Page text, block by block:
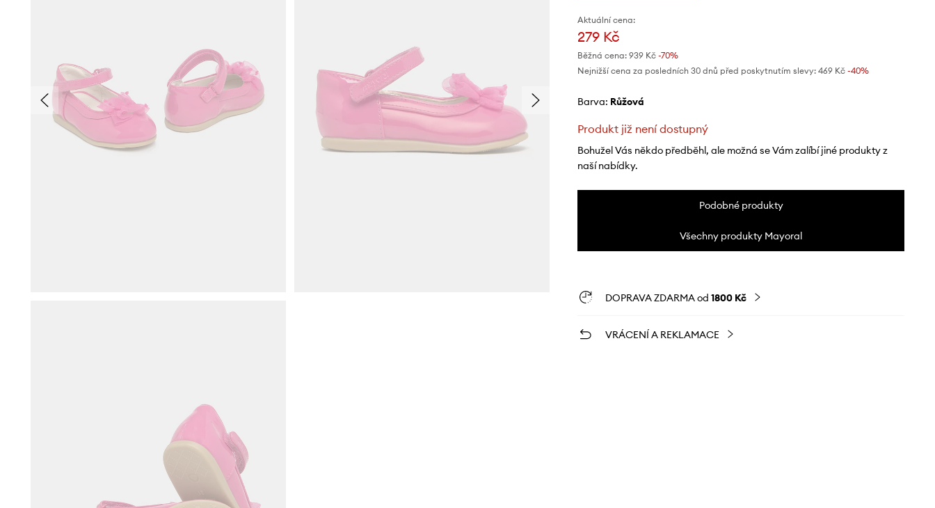
Aktuální cena:
279 Kč
Běžná cena: 939 Kč-70%
Nejnižší cena za posledních 30 dnů před poskytnutím slevy: 469 Kč -40%
Barva: růžová
Produkt již není dostupný
Bohužel Vás někdo předběhl, ale možná se Vám zalíbí jiné produkty z
naší nabídky.
Podobné produkty
Všechny produkty Mayoral
DOPRAVA ZDARMA od 1800 Kč
VRÁCENÍ A REKLAMACE